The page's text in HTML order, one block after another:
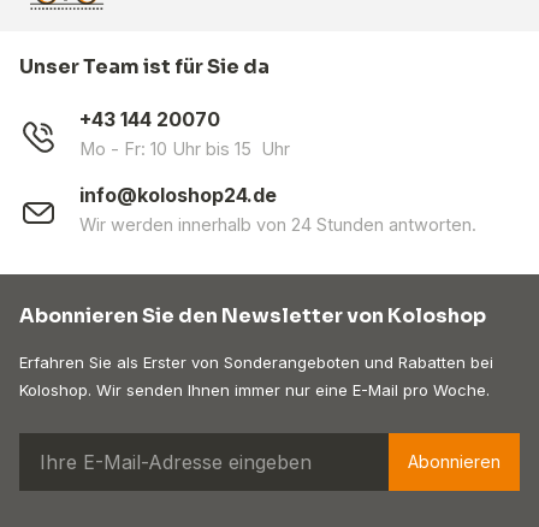
Unser Team ist für Sie da
+43 144 20070
Mo - Fr: 10 Uhr bis 15 Uhr
info@koloshop24.de
Wir werden innerhalb von 24 Stunden antworten.
Abonnieren Sie den Newsletter von Koloshop
Erfahren Sie als Erster von Sonderangeboten und Rabatten bei
Koloshop. Wir senden Ihnen immer nur eine E-Mail pro Woche.
Abonnieren